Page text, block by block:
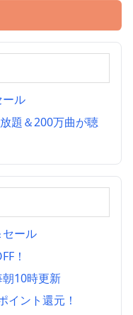
ル
題＆200万曲が聴
ール
！
10時更新
イント還元！